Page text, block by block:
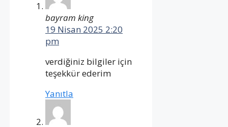
bayram king
19 Nisan 2025 2:20
pm
verdiğiniz bilgiler için
teşekkür ederim
Yanıtla